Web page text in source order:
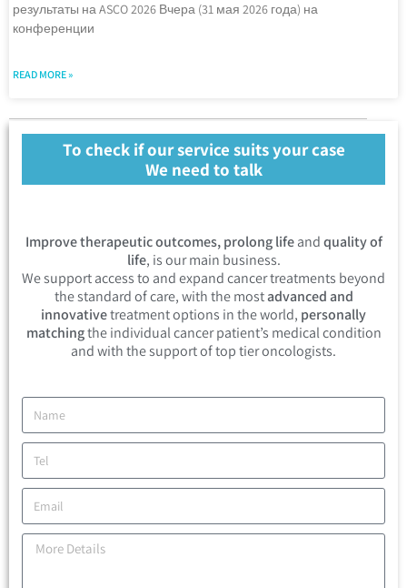
результаты на ASCO 2026 Вчера (31 мая 2026 года) на
конференции
READ MORE »
To check if our service suits your case
We need to talk
Improve therapeutic outcomes, prolong lifeandquality of
life, is our main business.
We support access to and expand cancer treatments beyond
the standard of care, with the mostadvanced and
innovativetreatment options in the world, personally
matchingthe individual cancer patient’s medical condition
and with the support of top tier oncologists.